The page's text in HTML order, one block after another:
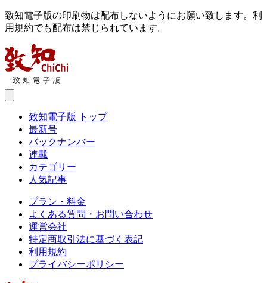
致知電子版の印刷物は配布しないようにお願い致します。利
用規約でも配布は禁じられています。
致知電子版 トップ
最新号
バックナンバー
連載
カテゴリー
人気記事
プラン・料金
よくある質問・お問い合わせ
運営会社
特定商取引法に基づく表記
利用規約
プライバシーポリシー